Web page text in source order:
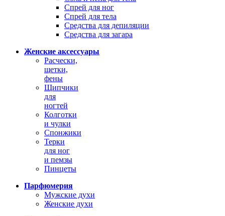
Спрей для ног
Спрей для тела
Средства для депиляции
Средства для загара
Женские аксессуары
Расчески,
щетки,
фены
Щипчики
для
ногтей
Колготки
и чулки
Спонжики
Терки
для ног
и пемзы
Пинцеты
Парфюмерия
Мужские духи
Женские духи